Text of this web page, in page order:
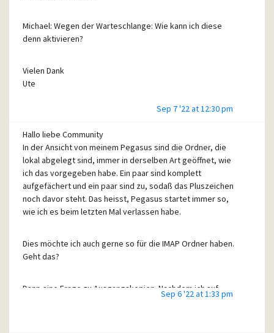
Michael: Wegen der Warteschlange: Wie kann ich diese
denn aktivieren?
Vielen Dank
Ute
Sep 7 '22 at 12:30 pm
Hallo liebe Community
In der Ansicht von meinem Pegasus sind die Ordner, die
lokal abgelegt sind, immer in derselben Art geöffnet, wie
ich das vorgegeben habe. Ein paar sind komplett
aufgefächert und ein paar sind zu, sodaß das Pluszeichen
noch davor steht. Das heisst, Pegasus startet immer so,
wie ich es beim letzten Mal verlassen habe.
Dies möchte ich auch gerne so für die IMAP Ordner haben.
Geht das?
Dann eine Frage zu Ausgangskopien. Nachdem ich auf
Senden klicke, geht die ABfrage auf, wo ich die gesendete
Sep 6 '22 at 1:33 pm